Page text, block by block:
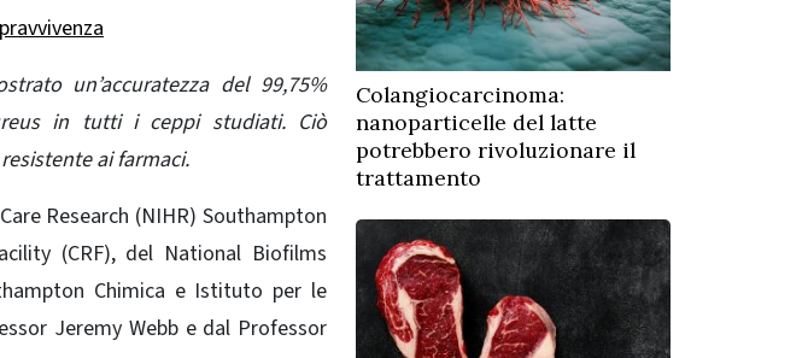
un’accuratezza del 99,75%
in tutti i ceppi studiati. Ciò
ai farmaci.
Research (NIHR) Southampton
(CRF), del National Biofilms
Chimica e Istituto per le
Jeremy Webb e dal Professor
Colangiocarcinoma:
nanoparticelle del latte
potrebbero rivoluzionare il
trattamento